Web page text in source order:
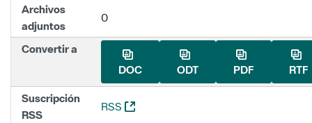
Archivos
adjuntos
0
Convertir a
DOC
ODT PDF RTF
Suscripción
RSS
RSS (Abre una nueva ventana)